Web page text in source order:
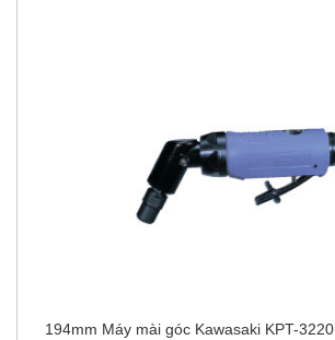
194mm Máy mài góc Kawasaki KPT-3220